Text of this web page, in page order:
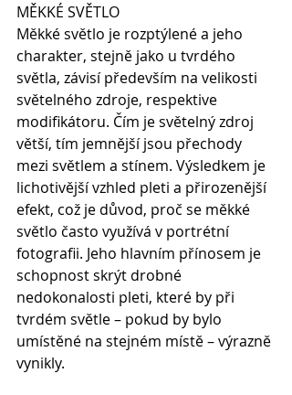
MĚKKÉ SVĚTLO
Měkké světlo je rozptýlené a jeho
charakter, stejně jako u tvrdého
světla, závisí především na velikosti
světelného zdroje, respektive
modifikátoru. Čím je světelný zdroj
větší, tím jemnější jsou přechody
mezi světlem a stínem. Výsledkem je
lichotivější vzhled pleti a přirozenější
efekt, což je důvod, proč se měkké
světlo často využívá v portrétní
fotografii. Jeho hlavním přínosem je
schopnost skrýt drobné
nedokonalosti pleti, které by při
tvrdém světle – pokud by bylo
umístěné na stejném místě – výrazně
vynikly.